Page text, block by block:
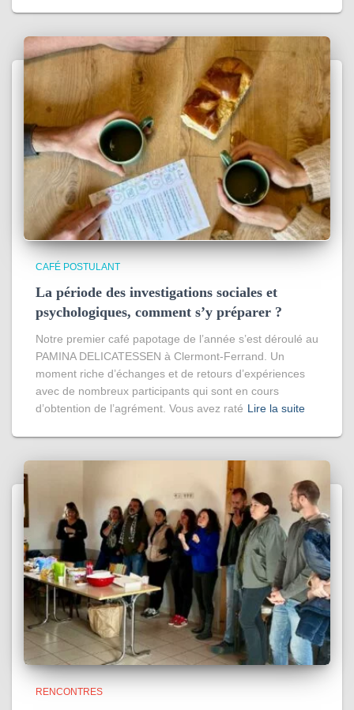
CAFÉ POSTULANT
La période des investigations sociales et
psychologiques, comment s’y préparer ?
Notre premier café papotage de l’année s’est déroulé au
PAMINA DELICATESSEN à Clermont-Ferrand. Un
moment riche d’échanges et de retours d’expériences
avec de nombreux participants qui sont en cours
d’obtention de l’agrément. Vous avez raté Lire la suite
RENCONTRES